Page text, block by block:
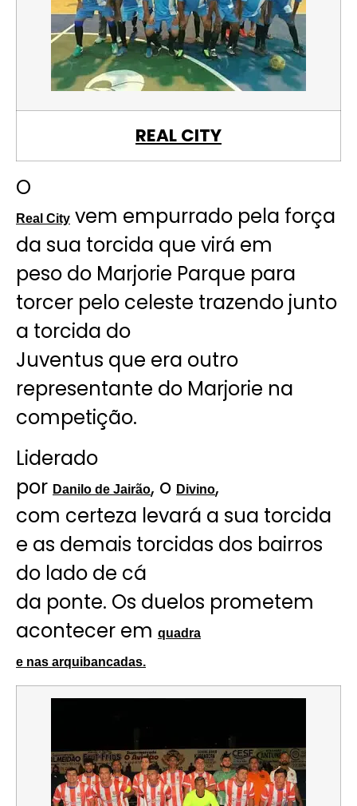
REAL CITY
O
Real City vem empurrado pela força
da sua torcida que virá em
peso do Marjorie Parque para
torcer pelo celeste trazendo junto
a torcida do
Juventus que era outro
representante do Marjorie na
competição.
Liderado
por Danilo de Jairão, o Divino,
com certeza levará a sua torcida
e as demais torcidas dos bairros
do lado de cá
da ponte. Os duelos prometem
acontecer em quadra
e nas arquibancadas.